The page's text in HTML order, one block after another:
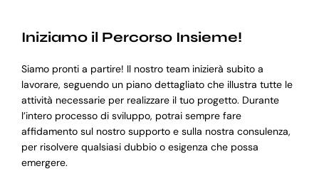
Iniziamo il Percorso Insieme!
Siamo pronti a partire! Il nostro team inizierà subito a
lavorare, seguendo un piano dettagliato che illustra tutte le
attività necessarie per realizzare il tuo progetto. Durante
l’intero processo di sviluppo, potrai sempre fare
affidamento sul nostro supporto e sulla nostra consulenza,
per risolvere qualsiasi dubbio o esigenza che possa
emergere.